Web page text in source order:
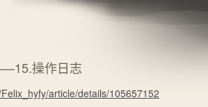
操作日志
article/details/105657152